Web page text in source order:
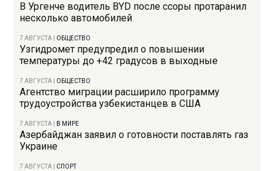
В Ургенче водитель BYD после ссоры протаранил
несколько автомобилей
7 АВГУСТА ОБЩЕСТВО
Узгидромет предупредил о повышении
температуры до +42 градусов в выходные
7 АВГУСТА ОБЩЕСТВО
Агентство миграции расширило программу
трудоустройства узбекистанцев в США
7 АВГУСТА В МИРЕ
Азербайджан заявил о готовности поставлять газ
Украине
7 АВГУСТА СПОРТ